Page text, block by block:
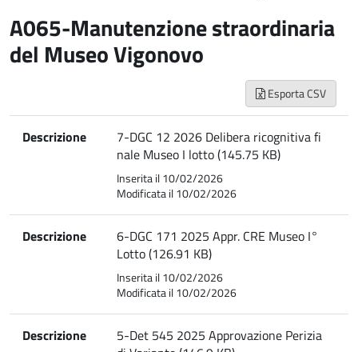
A065-Manutenzione straordinaria
del Museo Vigonovo
Esporta CSV
Descrizione
7-DGC 12 2026 Delibera ricognitiva fi
nale Museo I lotto (145.75 KB)
Inserita il 10/02/2026
Modificata il 10/02/2026
Descrizione
6-DGC 171 2025 Appr. CRE Museo I°
Lotto (126.91 KB)
Inserita il 10/02/2026
Modificata il 10/02/2026
Descrizione
5-Det 545 2025 Approvazione Perizia